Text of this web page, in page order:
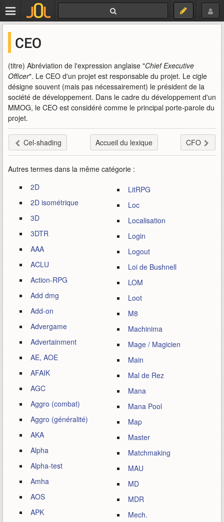
CEO
(titre) Abréviation de l'expression anglaise "Chief Executive
Officer". Le CEO d'un projet est responsable du projet. Le cigle
désigne souvent (mais pas nécessairement) le président de la
société de développement. Dans le cadre du développement d'un
MMOG, le CEO est considéré comme le principal porte-parole du
projet.
Cel-shading Accueil du lexique CFO
Autres termes dans la même catégorie :
2D
2D isométrique
3D
3DTR
AAA
ACLU
Action-RPG
Add dmg
Add-on
Advergame
Advertainment
AE, AOE
AFAIK
AGC
Aggro (combat)
Aggro (généralité)
AKA
Alpha
Alpha-test
Amha
AOS
APK
LitRPG
Loc
Localisation
Login
Logout
Loi de Bushnell
LOM
Loot
M8
Machinima
Mage / Magicien
Main
Mal de Rez
Mana
Mana Pool
Map
Master
Matchmaking
MAU
MD
MDR
Mech.